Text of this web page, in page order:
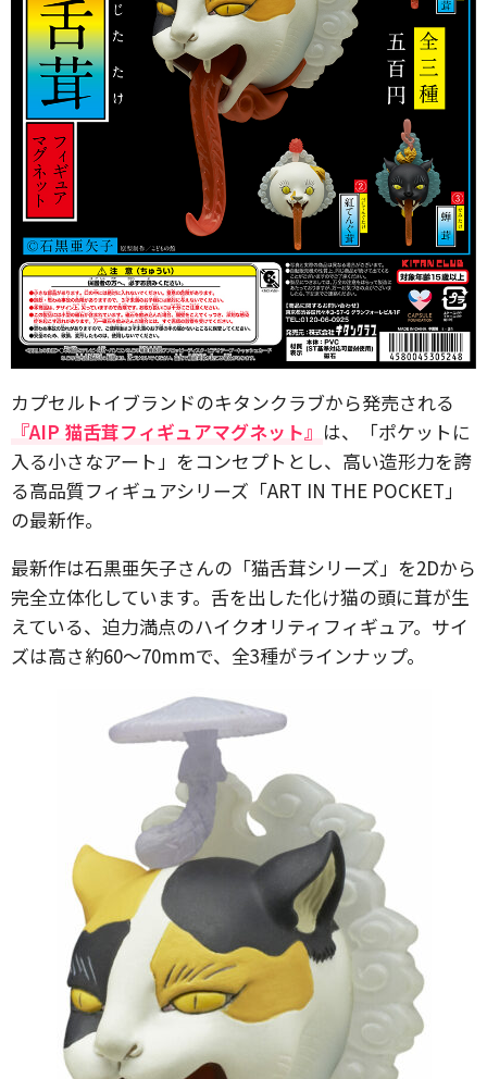
カプセルトイブランドのキタンクラブから発売される
『AIP 猫舌茸フィギュアマグネット』 は、「ポケットに
入る小さなアート」をコンセプトとし、高い造形力を誇
る高品質フィギュアシリーズ「ART IN THE POCKET」
の最新作。
最新作は石黒亜矢子さんの「猫舌茸シリーズ」を2Dから
完全立体化しています。舌を出した化け猫の頭に茸が生
えている、迫力満点のハイクオリティフィギュア。サイ
ズは高さ約60〜70mmで、全3種がラインナップ。